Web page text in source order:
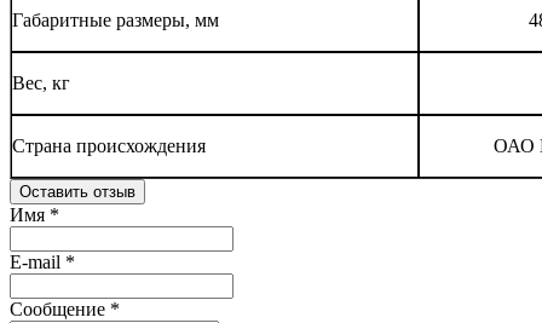
Габаритные размеры, мм
Вес, кг
Страна происхождения ОАО
Оставить отзыв
Имя *
E-mail *
Сообщение *